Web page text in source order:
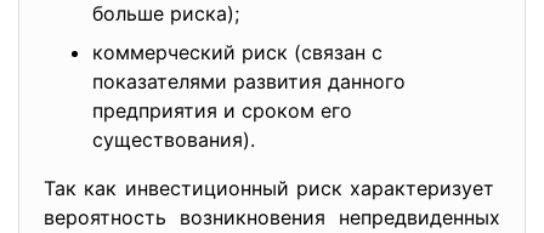
больше риска);
коммерческий риск (связан с
показателями развития данного
предприятия и сроком его
существования).
Так как инвестиционный риск характеризует
вероятность возникновения непредвиденных